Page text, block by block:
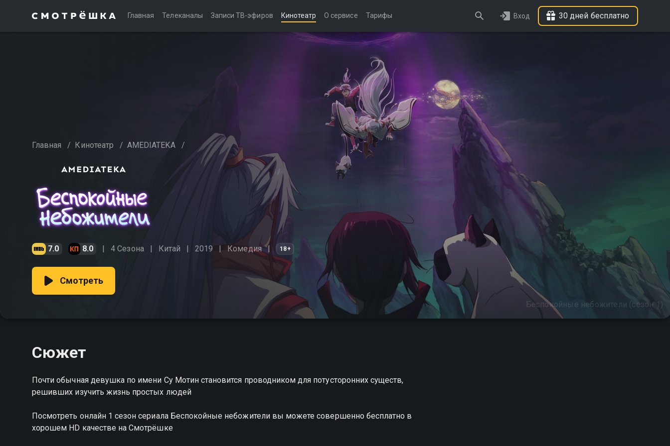
Главная Телеканалы Записи ТВ-эфиров Кинотеатр О сервисе Тарифы Вход 30 дней бесплатно
Главная / Кинотеатр / AMEDIATEKA /
7.0 8.0 4 Сезона Китай 2019 Комедия 18+
Беспокойные небожители (сезон 1)
Смотреть
Сюжет
Почти обычная девушка по имени Су Мотин становится проводником для потусторонних существ,
решивших изучить жизнь простых людей
Посмотреть онлайн 1 сезон сериала Беспокойные небожители вы можете совершенно бесплатно в
хорошем HD качестве на Смотрёшке